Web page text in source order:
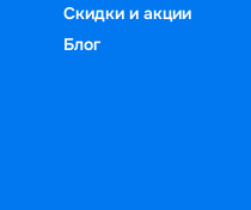
Скидки и акции
Блог